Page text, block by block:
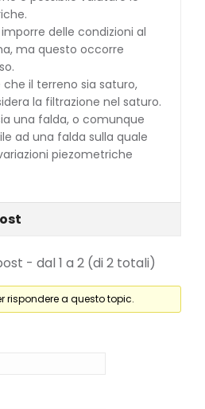
delle condizioni al
ma questo occorre
il terreno sia saturo,
la filtrazione nel saturo.
una falda, o comunque
ad una falda sulla quale
piezometriche
- dal 1 a 2 (di 2 totali)
rispondere a questo topic.